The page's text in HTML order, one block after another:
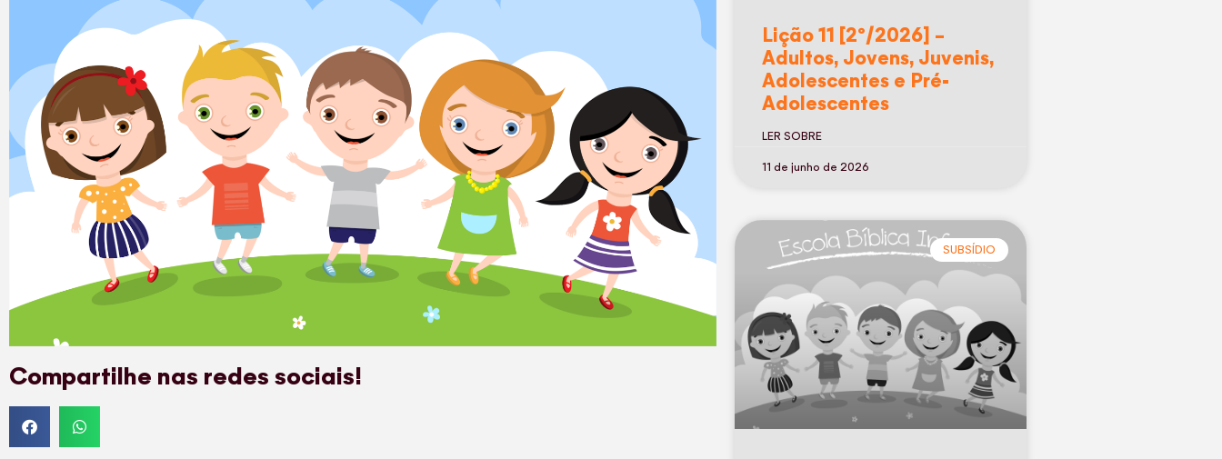
Compartilhe nas redes sociais!
Lição 11 [2º/2026] –
Adultos, Jovens, Juvenis,
Adolescentes e Pré-
Adolescentes
LER SOBRE
11 de junho de 2026
SUBSÍDIO